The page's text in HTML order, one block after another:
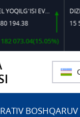
DIZEL YOQILG‘ISI EVRO L-K-4
15 524
BOSHQARUV